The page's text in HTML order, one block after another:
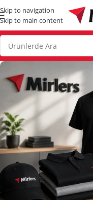
Skip to navigation
Skip to main content